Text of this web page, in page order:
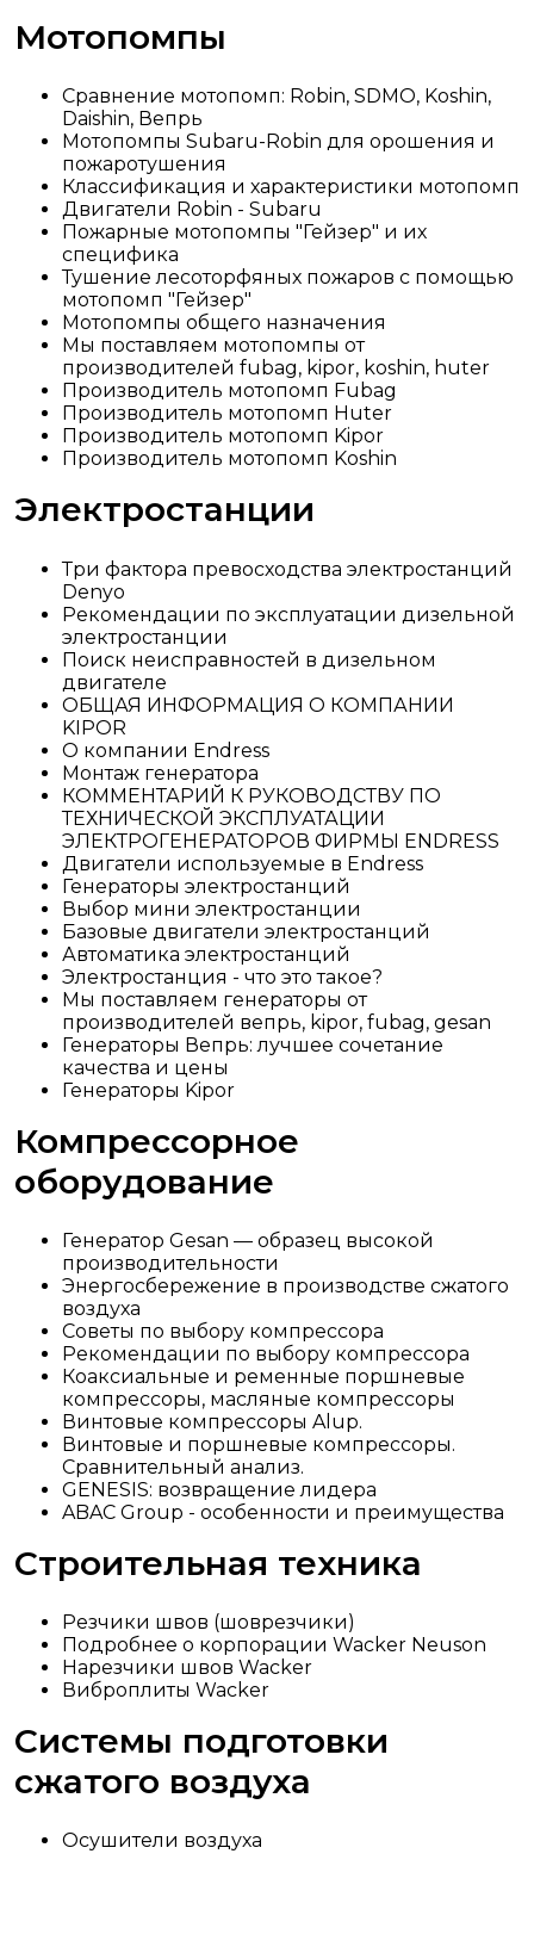
Мотопомпы
Сравнение мотопомп: Robin, SDMO, Koshin,
Daishin, Вепрь
Мотопомпы Subaru-Robin для орошения и
пожаротушения
Классификация и характеристики мотопомп
Двигатели Robin - Subaru
Пожарные мотопомпы "Гейзер" и их
специфика
Тушение лесоторфяных пожаров с помощью
мотопомп "Гейзер"
Мотопомпы общего назначения
Мы поставляем мотопомпы от
производителей fubag, kipor, koshin, huter
Производитель мотопомп Fubag
Производитель мотопомп Huter
Производитель мотопомп Kipor
Производитель мотопомп Koshin
Электростанции
Три фактора превосходства электростанций
Denyo
Рекомендации по эксплуатации дизельной
электростанции
Поиск неисправностей в дизельном
двигателе
ОБЩАЯ ИНФОРМАЦИЯ О КОМПАНИИ
KIPOR
О компании Endress
Монтаж генератора
КОММЕНТАРИЙ К РУКОВОДСТВУ ПО
ТЕХНИЧЕСКОЙ ЭКСПЛУАТАЦИИ
ЭЛЕКТРОГЕНЕРАТОРОВ ФИРМЫ ENDRESS
Двигатели используемые в Endress
Генераторы электростанций
Выбор мини электростанции
Базовые двигатели электростанций
Автоматика электростанций
Электростанция - что это такое?
Мы поставляем генераторы от
производителей вепрь, kipor, fubag, gesan
Генераторы Вепрь: лучшее сочетание
качества и цены
Генераторы Kipor
Компрессорное
оборудование
Генератор Gesan — образец высокой
производительности
Энергосбережение в производстве сжатого
воздуха
Советы по выбору компрессора
Рекомендации по выбору компрессора
Коаксиальные и ременные поршневые
компрессоры, масляные компрессоры
Винтовые компрессоры Alup.
Винтовые и поршневые компрессоры.
Сравнительный анализ.
GENESIS: возвращение лидера
ABAC Group - особенности и преимущества
Строительная техника
Резчики швов (шоврезчики)
Подробнее о корпорации Wacker Neuson
Нарезчики швов Wacker
Виброплиты Wacker
Системы подготовки
сжатого воздуха
Осушители воздуха